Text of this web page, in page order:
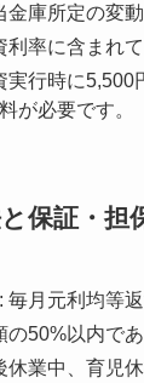
金庫所定の変
利率に含まれて
実行時に5,500
が必要です。
保証・担
: 毎月元利均等
の50%以内で
休業中、育児